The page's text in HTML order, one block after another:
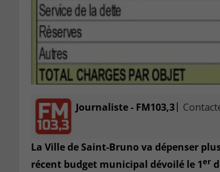
Journaliste - FM103,3|
La Ville de Saint-Bruno va dépenser
récent budget municipal dévoilé le 1er